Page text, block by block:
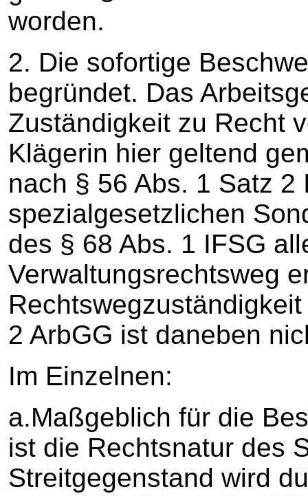
worden.
2. Die sofortige
begründet. Das
Zuständigkeit zu Recht
Klägerin hier geltend
nach § 56 Abs. 1 Satz
spezialgesetzlichen
des § 68 Abs. 1 IFSG
Verwaltungsrechtsweg
2 ArbGG ist daneben
Im Einzelnen:
a.Maßgeblich für die
ist die Rechtsnatur des
Streitgegenstand wird